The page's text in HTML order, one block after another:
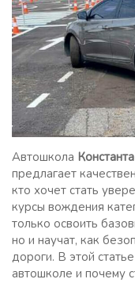
Автошкола
предлагает
кто хочет стать
курсы вождения
только освоить
но и научат, как
дороги. В этой
автошколе и почему